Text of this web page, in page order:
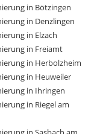
in Bötzingen
in Denzlingen
in Elzach
in Freiamt
in Herbolzheim
in Heuweiler
in Ihringen
in Riegel am